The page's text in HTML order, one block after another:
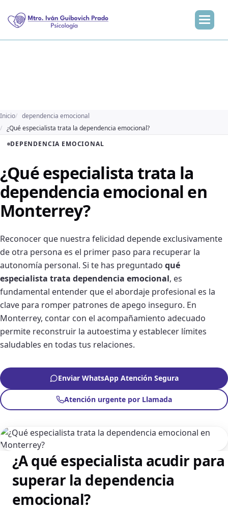
Inicio
dependencia emocional
¿Qué especialista trata la dependencia emocional?
DEPENDENCIA EMOCIONAL
¿Qué especialista trata la
dependencia emocional en
Monterrey?
Reconocer que nuestra felicidad depende exclusivamente
de otra persona es el primer paso para recuperar la
autonomía personal. Si te has preguntado qué
especialista trata dependencia emocional, es
fundamental entender que el abordaje profesional es la
clave para romper patrones de apego inseguro. En
Monterrey, contar con el acompañamiento adecuado
permite reconstruir la autoestima y establecer límites
saludables en todas tus relaciones.
Enviar WhatsApp Atención Segura
Atención urgente por Llamada
¿A qué especialista acudir para
superar la dependencia
emocional?